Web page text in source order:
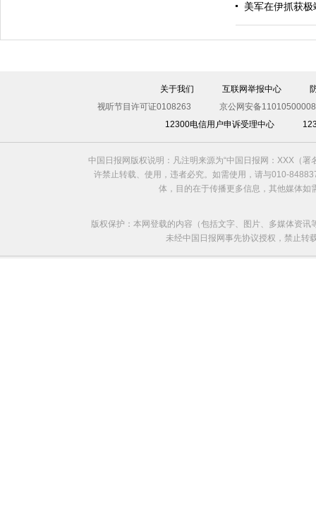
美军在伊抓获极
关于我们 互联网举报中心
视听节目许可证0108263
京公网安备
12300电信用户申诉受理中心
中国日报网版权说明：凡注明来源为“中国日报网：XXX（
许禁止转载、使用，违者必究。如需使用，请与010-
体，目的在于传播更多信息，其他媒体
版权保护：本网登载的内容（包括文字、图片、多媒体资
未经中国日报网事先协议授权，禁止转